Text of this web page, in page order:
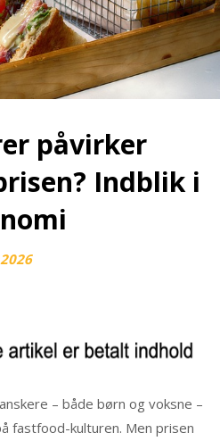
påvirker
Indblik i
– både børn og voksne –
fastfood-kulturen. Men prisen